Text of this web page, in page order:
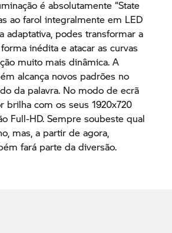
é absolutamente “State
ao farol integralmente em LED
adaptativa, podes transformar a
inédita e atacar as curvas
muito mais dinâmica. A
alcança novos padrões no
da palavra. No modo de ecrã
brilha com os seus 1920x720
Full-HD. Sempre soubeste qual
mas, a partir de agora,
fará parte da diversão.